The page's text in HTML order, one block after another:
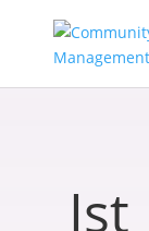
Ist